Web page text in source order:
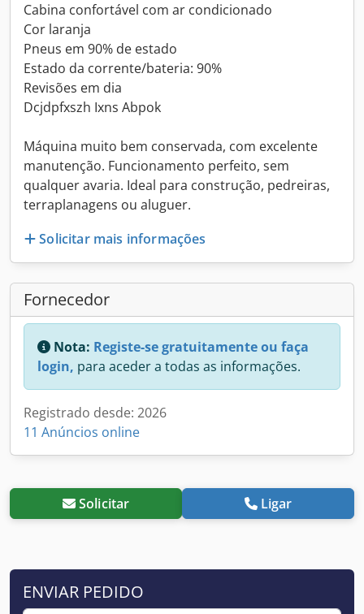
Cabina confortável com ar condicionado
Cor laranja
Pneus em 90% de estado
Estado da corrente/bateria: 90%
Revisões em dia
Dcjdpfxszh Ixns Abpok
Máquina muito bem conservada, com excelente
manutenção. Funcionamento perfeito, sem
qualquer avaria. Ideal para construção, pedreiras,
terraplanagens ou aluguer.
Solicitar mais informações
Fornecedor
Nota: Registe-se gratuitamente ou faça
login, para aceder a todas as informações.
Registrado desde: 2026
11 Anúncios online
Solicitar Ligar
ENVIAR PEDIDO